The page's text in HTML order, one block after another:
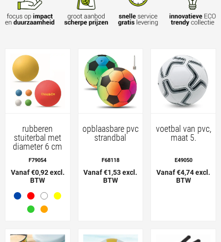
rubberen
stuiterbal met
diameter 6 cm
F79054
Vanaf €0,92 excl.
BTW
opblaasbare pvc
strandbal
F68118
Vanaf €1,53 excl.
BTW
voetbal van pvc,
maat 5.
E49050
Vanaf €4,74 excl.
BTW